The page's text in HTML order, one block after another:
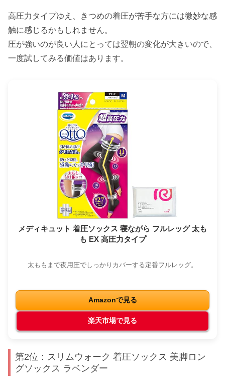
高圧力タイプゆえ、きつめの着圧が苦手な方には微妙な感
触に感じるかもしれません。
圧が強いのが良い人にとっては翌朝の変化が大きいので、
一度試してみる価値はあります。
メディキュット 着圧ソックス 寝ながら フルレッグ 太も
も EX 高圧力タイプ
太ももまで夜用圧でしっかりカバーする定番フルレッグ。
Amazonで見る
楽天市場で見る
第2位：スリムウォーク 着圧ソックス 美脚ロン
グソックス ラベンダー